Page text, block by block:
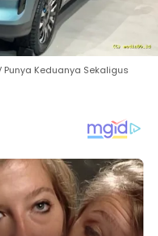
Punya Keduanya Sekaligus